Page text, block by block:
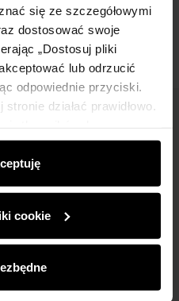
się ze szczegółowymi
dostosować swoje
„Dostosuj pliki
lub odrzucić
odpowiednie przyciski.
działać prawidłowo.
ich preferencji treści,
reklamowe informujące o
sklepie. Informacje o tym,
reklamowym i
połączyć te informacje z
cookie
dane wyrażasz zgodę